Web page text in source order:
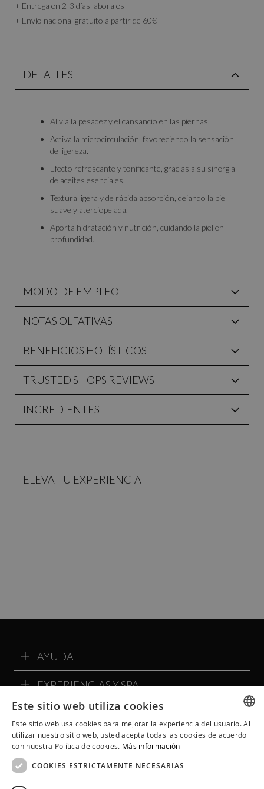
+ Entrega en 2-3 días laborales
+ Envío nacional gratuito a partir de 60€
DETALLES
Alivia la pesadez y el cansancio en las piernas.
Activa la microcirculación, favoreciendo la sensación
de ligereza.
Efecto refrescante y tonificante, gracias a su sinergia
de aceites esenciales.
Textura ligera y de rápida absorción, dejando la piel
suave y aterciopelada.
Aporta hidratación y nutrición, cuidando la piel en
profundidad.
MODO DE EMPLEO
NOTAS OLFATIVAS
BENEFICIOS HOLÍSTICOS
TRUSTED SHOPS REVIEWS
INGREDIENTES
ELEVA TU EXPERIENCIA
AYUDA
EXPERIENCIAS Y SPA
SOBRE ALQVIMIA
COMMUNITY ALQVIMIA
SPANISH
Este sitio web utiliza cookies
Este sitio web usa cookies para mejorar la experiencia del usuario. Al
utilizar nuestro sitio web, usted acepta todas las cookies de acuerdo
con nuestra Política de cookies. Más información
COOKIES ESTRICTAMENTE NECESARIAS